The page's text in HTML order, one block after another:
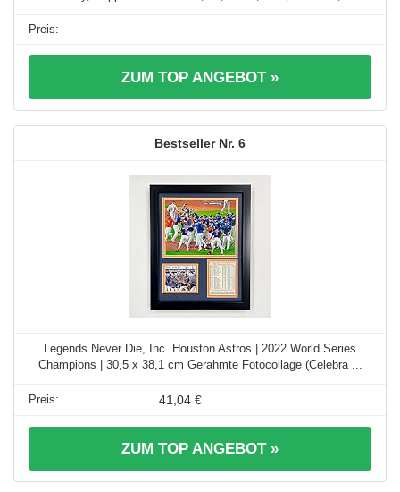
ZUM TOP ANGEBOT »
6
Legends Never Die, Inc. Houston Astros | 2022 World Series
Champions | 30,5 x 38,1 cm Gerahmte Fotocollage (Celebra ...
41,04 €
ZUM TOP ANGEBOT »